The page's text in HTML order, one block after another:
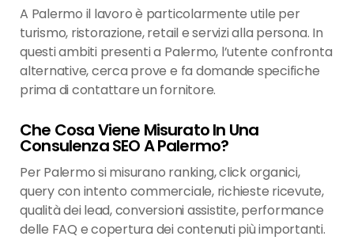
A Palermo il lavoro è particolarmente utile per
turismo, ristorazione, retail e servizi alla persona. In
questi ambiti presenti a Palermo, l’utente confronta
alternative, cerca prove e fa domande specifiche
prima di contattare un fornitore.
Che Cosa Viene Misurato In Una
Consulenza SEO A Palermo?
Per Palermo si misurano ranking, click organici,
query con intento commerciale, richieste ricevute,
qualità dei lead, conversioni assistite, performance
delle FAQ e copertura dei contenuti più importanti.